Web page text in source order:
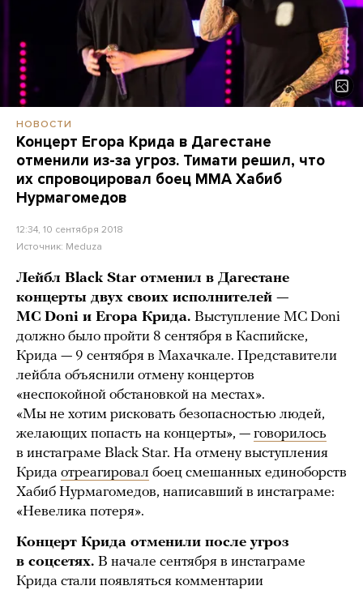
НОВОСТИ
Концерт Егора Крида в Дагестане
отменили из-за угроз. Тимати решил, что
их спровоцировал боец ММА Хабиб
Нурмагомедов
12:34, 10 сентября 2018
Источник: Meduza
Лейбл Black Star отменил в Дагестане
концерты двух своих исполнителей —
MC Doni и Егора Крида. Выступление MC Doni
должно было пройти 8 сентября в Каспийске,
Крида — 9 сентября в Махачкале. Представители
лейбла объяснили отмену концертов
«неспокойной обстановкой на местах».
«Мы не хотим рисковать безопасностью людей,
желающих попасть на концерты», — говорилось
в инстаграме Black Star. На отмену выступления
Крида отреагировал боец смешанных единоборств
Хабиб Нурмагомедов, написавший в инстаграме:
«Невелика потеря».
Концерт Крида отменили после угроз
в соцсетях. В начале сентября в инстаграме
Крида стали появляться комментарии